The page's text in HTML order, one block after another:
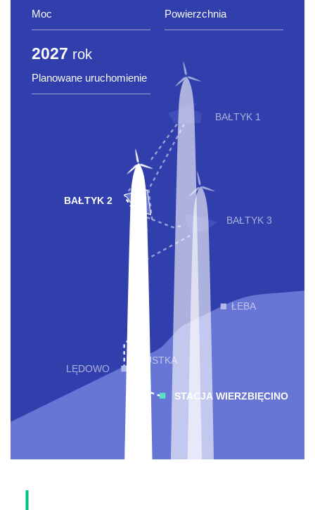
Moc Powierzchnia
2027 rok
Planowane uruchomienie
ŁEBA
BAŁTYK 1
BAŁTYK 2
BAŁTYK 3
STACJA WIERZBIĘCINO
USTKA
LĘDOWO